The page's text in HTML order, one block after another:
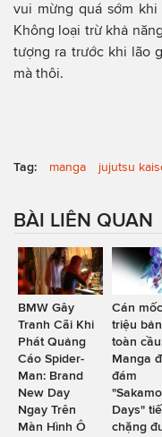
vui mừng quá sớm
Không loại trừ khả
tượng ra trước khi lão
mà thôi.
Tag: manga jujutsu
BÀI LIÊN QUAN
BMW Gây
Tranh Cãi Khi
Phát Quảng
Cáo Spider-
Man: Brand
New Day
Ngay Trên
Màn Hình Ô
Cán
triệu
toàn
Manga
đám
Days"
chặng